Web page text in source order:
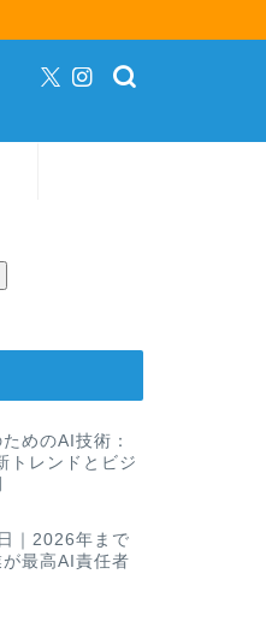
めのAI技術：
トレンドとビジ
｜2026年まで
最高AI責任者